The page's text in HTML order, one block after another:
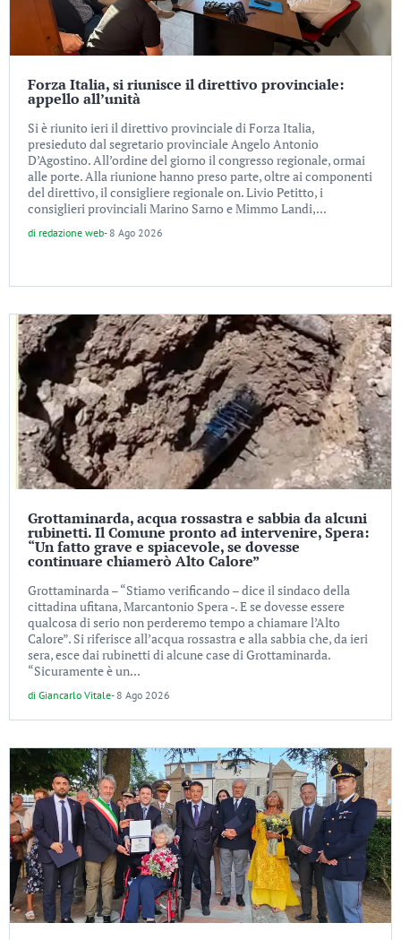
Forza Italia, si riunisce il direttivo provinciale:
appello all’unità
Si è riunito ieri il direttivo provinciale di Forza Italia,
presieduto dal segretario provinciale Angelo Antonio
D’Agostino. All’ordine del giorno il congresso regionale, ormai
alle porte. Alla riunione hanno preso parte, oltre ai componenti
del direttivo, il consigliere regionale on. Livio Petitto, i
consiglieri provinciali Marino Sarno e Mimmo Landi,...
di redazione web- 8 Ago 2026
Grottaminarda, acqua rossastra e sabbia da alcuni
rubinetti. Il Comune pronto ad intervenire, Spera:
“Un fatto grave e spiacevole, se dovesse
continuare chiamerò Alto Calore”
Grottaminarda – “Stiamo verificando – dice il sindaco della
cittadina ufitana, Marcantonio Spera -. E se dovesse essere
qualcosa di serio non perderemo tempo a chiamare l’Alto
Calore”. Si riferisce all’acqua rossastra e alla sabbia che, da ieri
sera, esce dai rubinetti di alcune case di Grottaminarda.
“Sicuramente è un...
di Giancarlo Vitale- 8 Ago 2026